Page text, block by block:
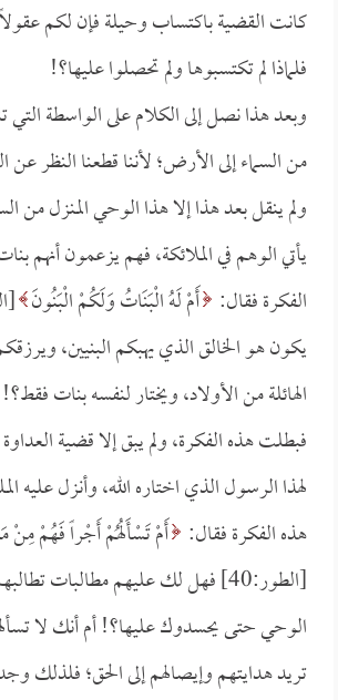
كانت القضية باكتساب وحيلة فإن لكم
فلماذا لم تكتسبوها ولم تحصلوا عليها؟!
وبعد هذا نصل إلى الكلام على الواسطة
من السماء إلى الأرض؛ لأننا قطعنا النظر عن
ولم ينقل بعد هذا إلا هذا الوحي المنزل من
يأتي الوهم في الملائكة، فهم يزعمون أنهم
الفكرة فقال: أَمْ لَهُ الْبَنَاتُ وَلَكُمْ الْبَنُونَ
يكون هو الخالق الذي يهبكم البنيين،
الهائلة من الأولاد، ويختار لنفسه بنات
فبطلت هذه الفكرة، ولم يبق إلا قضية
لهذا الرسول الذي اختاره الله، وأنزل عليه
هذه الفكرة فقال: أَمْ تَسْأَلُهُمْ أَجْراً فَهُمْ مِنْ
[الطور:40] فهل لك عليهم مطالبات
الوحي حتى يحسدوك عليها؟! أم أنك لا
تريد هدايتهم وإيصالهم إلى الحق؛ فلذلك